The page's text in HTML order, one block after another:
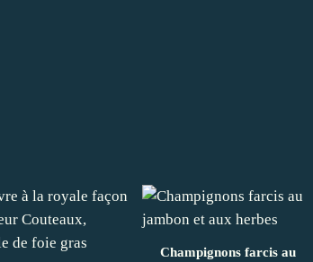
Champignons farcis au